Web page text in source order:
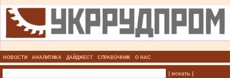
НОВОСТИ АНАЛИТИКА ДАЙДЖЕСТ СПРАВОЧНИК О НАС
| искать |